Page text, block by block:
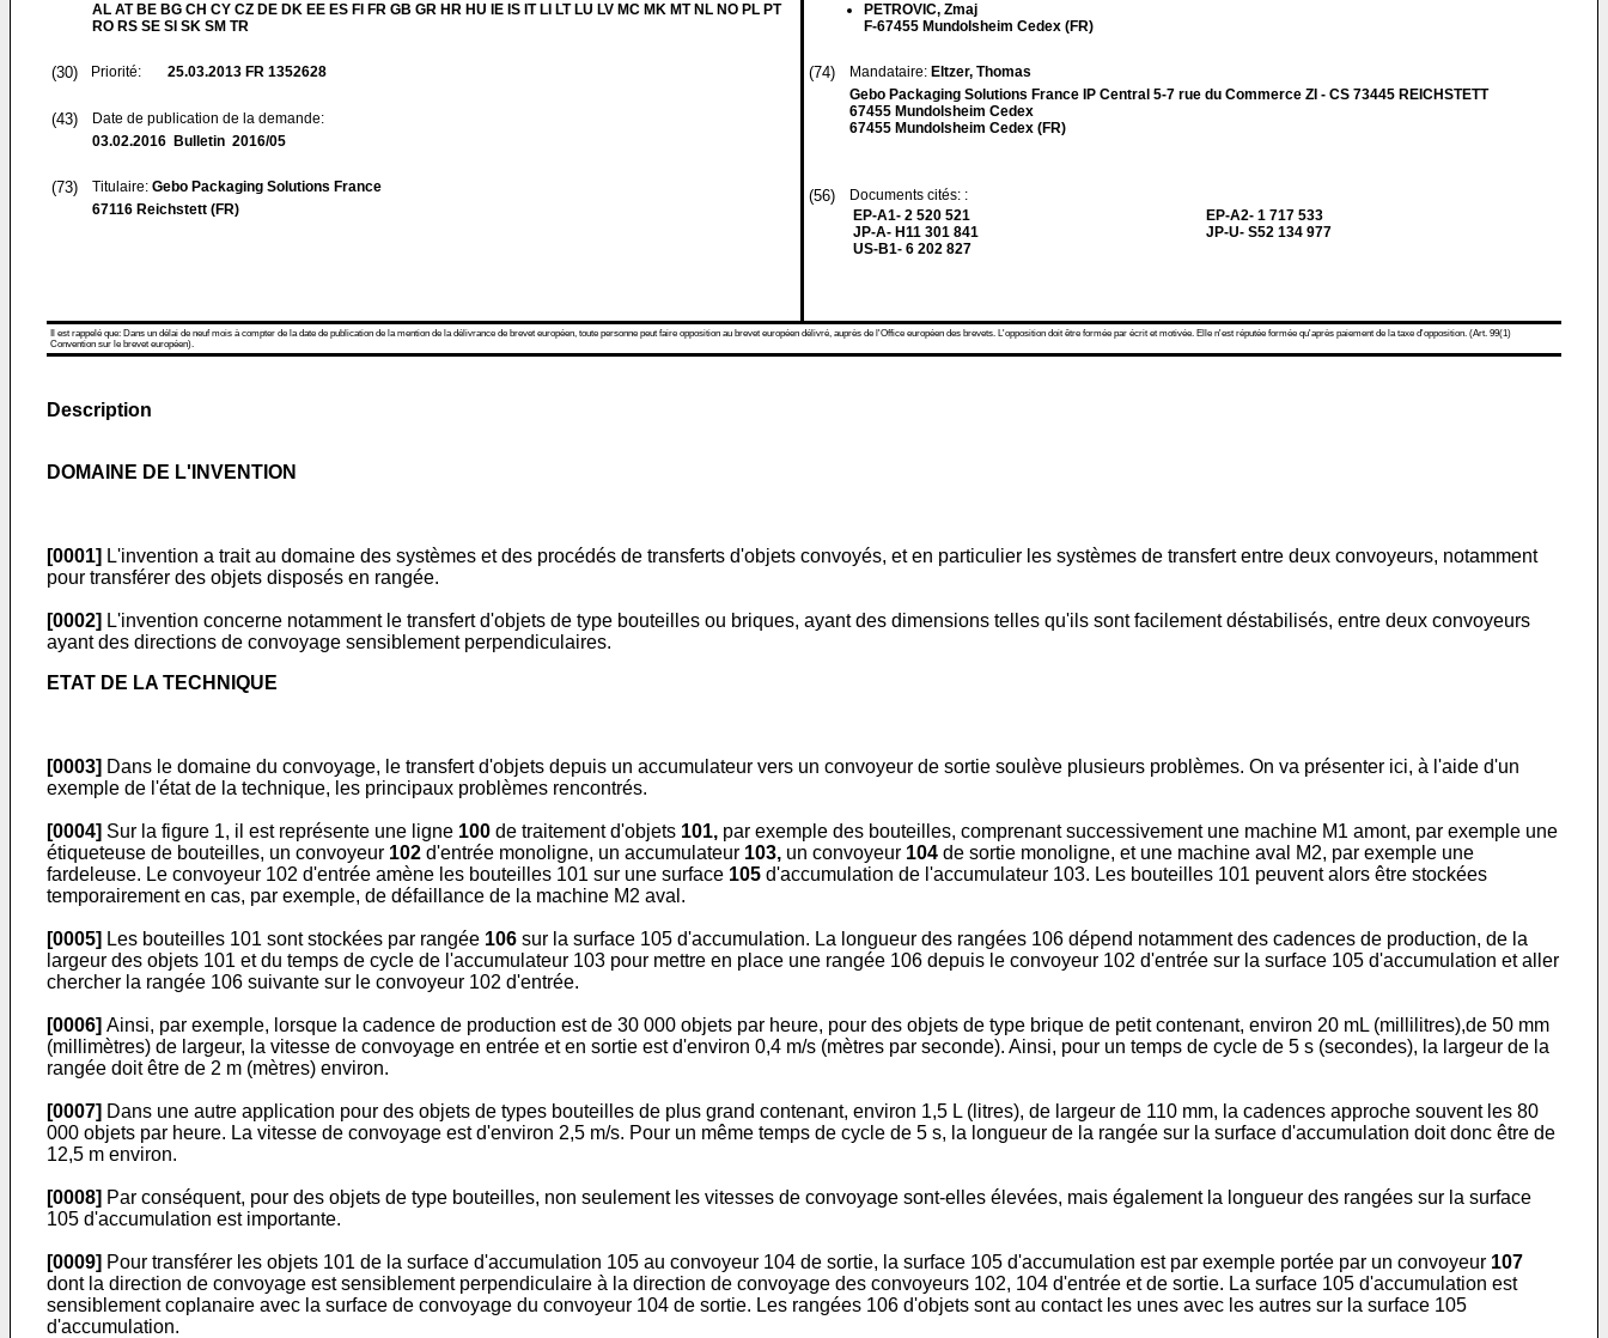
AL AT BE BG CH CY CZ DE DK EE ES FI FR GB GR HR HU IE IS IT LI LT LU LV MC MK MT NL NO PL PT
RO RS SE SI SK SM TR
(30) Priorité: 25.03.2013 FR 1352628
(43)
Date de publication de la demande:
03.02.2016 Bulletin 2016/05
(73) Titulaire: Gebo Packaging Solutions France
67116 Reichstett (FR)
PETROVIC, Zmaj
F-67455 Mundolsheim Cedex (FR)
(74) Mandataire: Eltzer, Thomas
Gebo Packaging Solutions France IP Central 5-7 rue du Commerce ZI - CS 73445 REICHSTETT
67455 Mundolsheim Cedex
67455 Mundolsheim Cedex (FR)
(56)
Documents cités: :
EP-A1- 2 520 521
JP-A- H11 301 841
US-B1- 6 202 827
EP-A2- 1 717 533
JP-U- S52 134 977
Il est rappelé que: Dans un délai de neuf mois à compter de la date de publication de la mention de la délivrance de brevet européen, toute personne peut faire opposition au brevet européen délivré, auprès de l'Office européen des brevets. L'opposition doit être formée par écrit et motivée. Elle n'est réputée formée qu'après paiement de la taxe d'opposition. (Art. 99(1)
Convention sur le brevet européen).
Description
DOMAINE DE L'INVENTION
[0001] L'invention a trait au domaine des systèmes et des procédés de transferts d'objets convoyés, et en particulier les systèmes de transfert entre deux convoyeurs, notamment
pour transférer des objets disposés en rangée.
[0002] L'invention concerne notamment le transfert d'objets de type bouteilles ou briques, ayant des dimensions telles qu'ils sont facilement déstabilisés, entre deux convoyeurs
ayant des directions de convoyage sensiblement perpendiculaires.
ETAT DE LA TECHNIQUE
[0003] Dans le domaine du convoyage, le transfert d'objets depuis un accumulateur vers un convoyeur de sortie soulève plusieurs problèmes. On va présenter ici, à l'aide d'un
exemple de l'état de la technique, les principaux problèmes rencontrés.
[0004] Sur la figure 1, il est représente une ligne 100 de traitement d'objets 101, par exemple des bouteilles, comprenant successivement une machine M1 amont, par exemple une
étiqueteuse de bouteilles, un convoyeur 102 d'entrée monoligne, un accumulateur 103, un convoyeur 104 de sortie monoligne, et une machine aval M2, par exemple une
fardeleuse. Le convoyeur 102 d'entrée amène les bouteilles 101 sur une surface 105 d'accumulation de l'accumulateur 103. Les bouteilles 101 peuvent alors être stockées
temporairement en cas, par exemple, de défaillance de la machine M2 aval.
[0005] Les bouteilles 101 sont stockées par rangée 106 sur la surface 105 d'accumulation. La longueur des rangées 106 dépend notamment des cadences de production, de la
largeur des objets 101 et du temps de cycle de l'accumulateur 103 pour mettre en place une rangée 106 depuis le convoyeur 102 d'entrée sur la surface 105 d'accumulation et aller
chercher la rangée 106 suivante sur le convoyeur 102 d'entrée.
[0006] Ainsi, par exemple, lorsque la cadence de production est de 30 000 objets par heure, pour des objets de type brique de petit contenant, environ 20 mL (millilitres),de 50 mm
(millimètres) de largeur, la vitesse de convoyage en entrée et en sortie est d'environ 0,4 m/s (mètres par seconde). Ainsi, pour un temps de cycle de 5 s (secondes), la largeur de la
rangée doit être de 2 m (mètres) environ.
[0007] Dans une autre application pour des objets de types bouteilles de plus grand contenant, environ 1,5 L (litres), de largeur de 110 mm, la cadences approche souvent les 80
000 objets par heure. La vitesse de convoyage est d'environ 2,5 m/s. Pour un même temps de cycle de 5 s, la longueur de la rangée sur la surface d'accumulation doit donc être de
12,5 m environ.
[0008] Par conséquent, pour des objets de type bouteilles, non seulement les vitesses de convoyage sont-elles élevées, mais également la longueur des rangées sur la surface
105 d'accumulation est importante.
[0009] Pour transférer les objets 101 de la surface d'accumulation 105 au convoyeur 104 de sortie, la surface 105 d'accumulation est par exemple portée par un convoyeur 107
dont la direction de convoyage est sensiblement perpendiculaire à la direction de convoyage des convoyeurs 102, 104 d'entrée et de sortie. La surface 105 d'accumulation est
sensiblement coplanaire avec la surface de convoyage du convoyeur 104 de sortie. Les rangées 106 d'objets sont au contact les unes avec les autres sur la surface 105
d'accumulation.